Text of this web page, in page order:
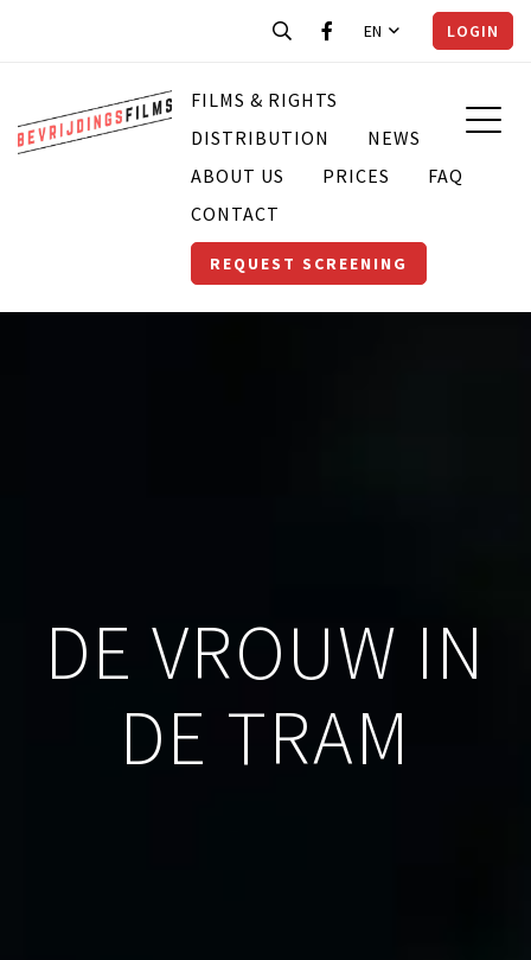
EN LOGIN
FILMS & RIGHTS
DISTRIBUTION
NEWS
ABOUT US
PRICES
FAQ
CONTACT
REQUEST SCREENING
DE VROUW IN
DE TRAM